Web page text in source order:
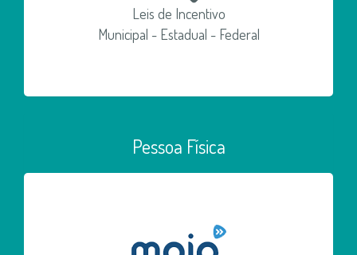
Leis de Incentivo
Municipal - Estadual - Federal
Pessoa Física